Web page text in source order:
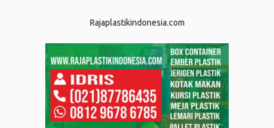
Rajaplastikindonesia.com